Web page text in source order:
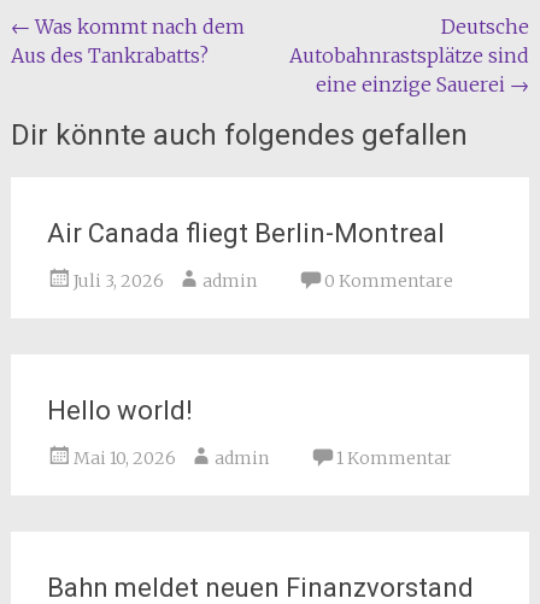
Beitragsnavigation
← Was kommt nach dem
Aus des Tankrabatts?
Deutsche
Autobahnrastsplätze sind
eine einzige Sauerei →
Dir könnte auch folgendes gefallen
Air Canada fliegt Berlin-Montreal
Juli 3, 2026 admin 0 Kommentare
Hello world!
Mai 10, 2026 admin 1 Kommentar
Bahn meldet neuen Finanzvorstand